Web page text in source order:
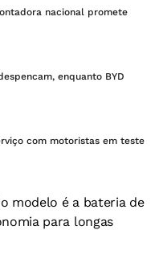
nacional promete
enquanto BYD
com motoristas em teste
modelo é a bateria de
para longas